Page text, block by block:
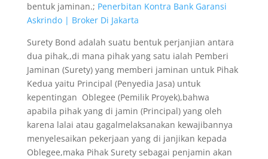
bentuk jaminan.; Penerbitan Kontra Bank Garansi
Askrindo | Broker Di Jakarta
Surety Bond adalah suatu bentuk perjanjian antara
dua pihak,,di mana pihak yang satu ialah Pemberi
Jaminan (Surety) yang memberi jaminan untuk Pihak
Kedua yaitu Principal (Penyedia Jasa) untuk
kepentingan Oblegee (Pemilik Proyek),bahwa
apabila pihak yang di jamin (Principal) yang oleh
karena lalai atau gagalmelaksanakan kewajibannya
menyelesaikan pekerjaan yang di janjikan kepada
Oblegee,maka Pihak Surety sebagai penjamin akan